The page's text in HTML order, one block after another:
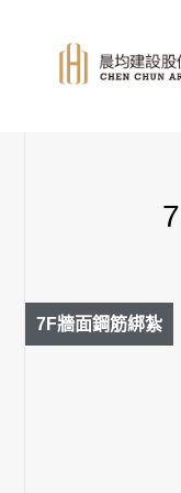
7F牆面鋼筋綁紮